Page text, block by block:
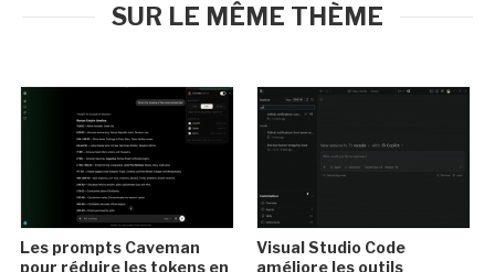
SUR LE MÊME THÈME
Les prompts Caveman
pour réduire les tokens en
Visual Studio Code
améliore les outils